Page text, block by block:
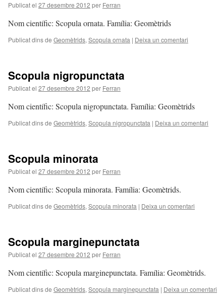
Publicat el 27 desembre 2012 per Ferran
Nom científic: Scopula ornata. Família: Geomètrids
Publicat dins de Geomètrids, Scopula ornata | Deixa un comentari
Scopula nigropunctata
Publicat el 27 desembre 2012 per Ferran
Nom científic: Scopula nigropunctata. Família: Geomètrids
Publicat dins de Geomètrids, Scopula nigropunctata | Deixa un comentari
Scopula minorata
Publicat el 27 desembre 2012 per Ferran
Nom científic: Scopula minorata. Família: Geomètrids.
Publicat dins de Geomètrids, Scopula minorata | Deixa un comentari
Scopula marginepunctata
Publicat el 27 desembre 2012 per Ferran
Nom científic: Scopula marginepunctata. Família: Geomètrids.
Publicat dins de Geomètrids, Scopula marginepunctata | Deixa un comentari